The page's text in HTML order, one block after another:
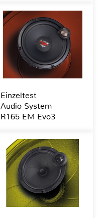
Einzeltest
Audio System
R165 EM Evo3